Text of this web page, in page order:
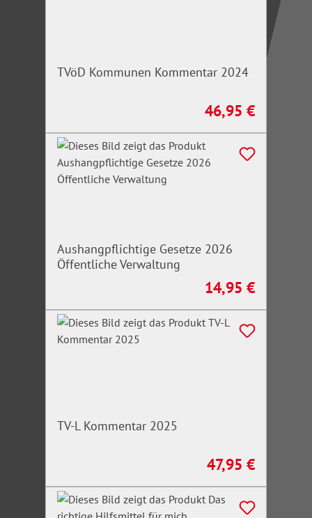
TVöD Kommunen Kommentar 2024
Regulärer Preis:
46,95 €
Aushangpflichtige Gesetze 2026
Öffentliche Verwaltung
Regulärer Preis:
14,95 €
TV-L Kommentar 2025
Regulärer Preis:
47,95 €